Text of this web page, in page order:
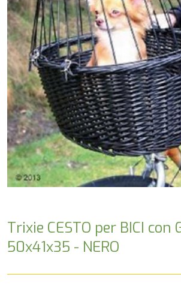
Trixie CESTO per BICI con
50x41x35 - NERO